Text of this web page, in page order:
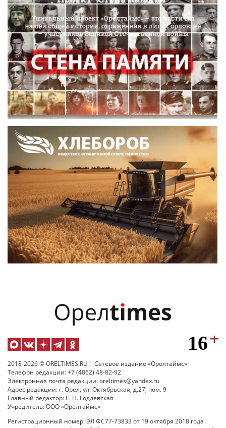
2018-2026 © ORELTIMES.RU | Сетевое издание «Орелтаймс»
Телефон редакции: +7 (4862) 48-82-92
Электронная почта редакции: oreltimes@yandex.ru
Адрес редакции: г. Орел, ул. Октябрьская, д.27, пом. 9
Главный редактор: Е. Н. Годлевская
Учредитель: ООО «Орелтаймс»
Регистрационный номер: ЭЛ ФС77-73833 от 19 октября 2018 года